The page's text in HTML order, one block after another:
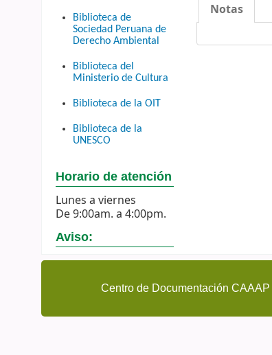
Biblioteca de
Sociedad Peruana de
Derecho Ambiental
Biblioteca del
Ministerio de Cultura
Biblioteca de la OIT
Biblioteca de la
UNESCO
Horario de atención
Lunes a viernes
De 9:00am. a 4:00pm.
Aviso:
Notas
Centro de Documentación